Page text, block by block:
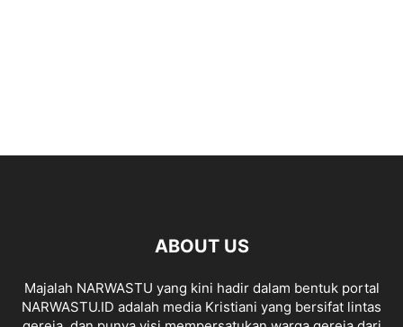
ABOUT US
Majalah NARWASTU yang kini hadir dalam bentuk portal
NARWASTU.ID adalah media Kristiani yang bersifat lintas